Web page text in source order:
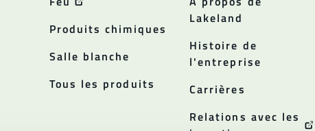
Produits chimiques
Salle blanche
Tous les produits
Lakeland
Histoire de
l'entreprise
Carrières
Relations avec les